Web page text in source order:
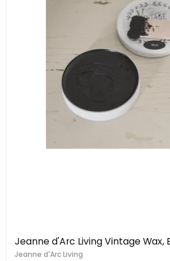
Jeanne d'Arc Living Vintage Wax,
Jeanne d'Arc Living